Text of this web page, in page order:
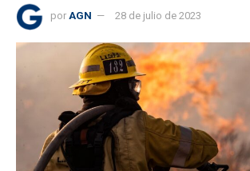
por AGN 28 de julio de 2023